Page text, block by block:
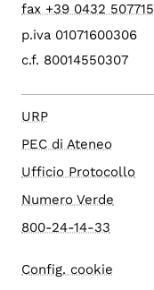
fax +39 0432 507715
p.iva 01071600306
c.f. 80014550307
URP
PEC di Ateneo
Ufficio Protocollo
Numero Verde
800-24-14-33
Config. cookie